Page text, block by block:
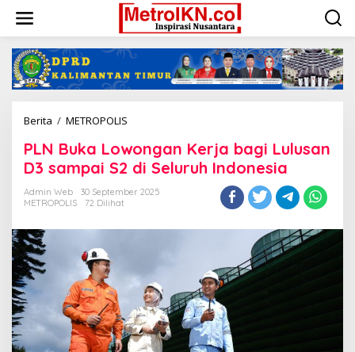
konten
Berita / METROPOLIS
Lowongan
Kerja
bagi
Lulusan
S2
Indonesia
PLN Buka Lowongan Kerja bagi Lulusan
D3 sampai S2 di Seluruh Indonesia
Admin Web
30 September 2025
METROPOLIS
72 Dilihat